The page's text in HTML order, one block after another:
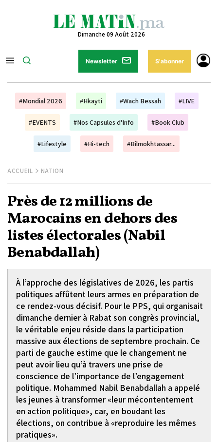
Dimanche 09 Août 2026
Newsletter S'abonner
#Mondial 2026 #Hkayti #Wach Bessah #LIVE
#EVENTS #Nos Capsules d'Info #Book Club
#Lifestyle #Hi-tech #Bilmokhtassar...
ACCUEIL NATION
Près de 12 millions de
Marocains en dehors des
listes électorales (Nabil
Benabdallah)
À l’approche des législatives de 2026, les partis
politiques affûtent leurs armes en préparation de
ce rendez-vous décisif. Pour le PPS, qui organisait
dimanche dernier à Rabat son congrès provincial,
le véritable enjeu réside dans la participation
massive aux élections de septembre prochain. Ce
parti de gauche estime que le changement ne
peut avoir lieu qu’à travers une prise de
conscience de l’importance de l’engagement
politique. Mohammed Nabil Benabdallah a appelé
les jeunes à transformer «leur mécontentement
en action politique», car, en boudant les
élections, on contribue à «reproduire les mêmes
pratiques».